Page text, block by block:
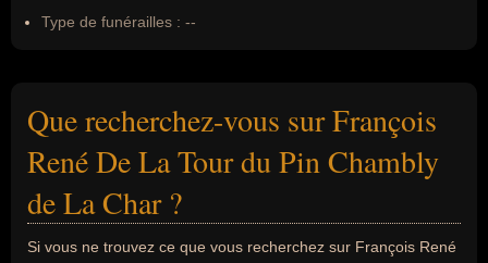
Type de funérailles : --
Que recherchez-vous sur François
René De La Tour du Pin Chambly
de La Char ?
Si vous ne trouvez ce que vous recherchez sur François René